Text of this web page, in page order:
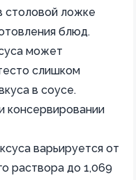
столовой ложке
блюд.
может
слишком
в соусе.
консервировании
варьируется от
раствора до 1,069